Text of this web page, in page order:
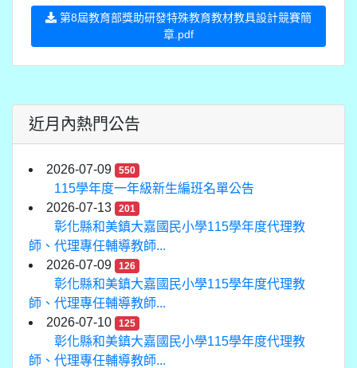
第8屆教育部獎助研發特殊教育教材教具設計競賽簡
章.pdf
近月內熱門公告
2026-07-09 550
115學年度一年級新生編班名單公告
2026-07-13
201
彰化縣和美鎮大嘉國民小學115學年度代理教
師、代理專任輔導教師...
2026-07-09
126
彰化縣和美鎮大嘉國民小學115學年度代理教
師、代理專任輔導教師...
2026-07-10
125
彰化縣和美鎮大嘉國民小學115學年度代理教
師、代理專任輔導教師...